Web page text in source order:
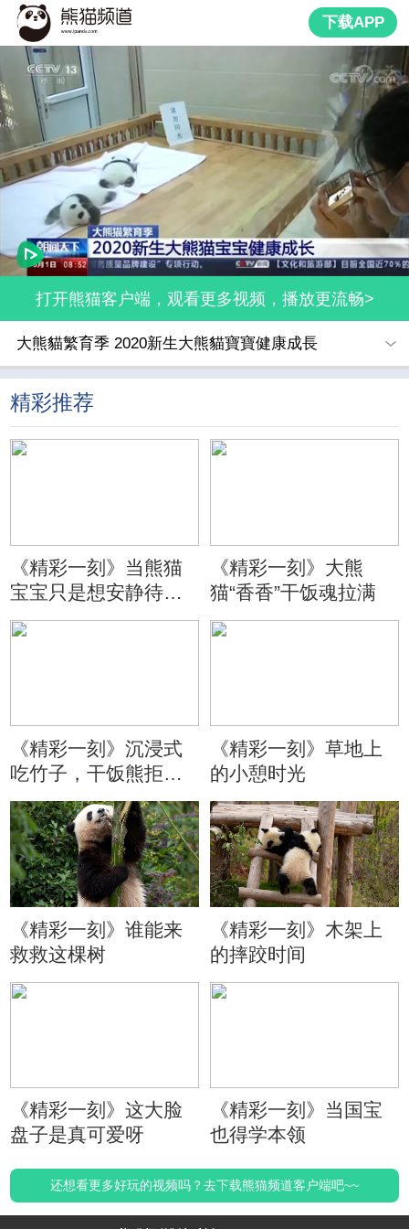
下载APP
打开熊猫客户端，观看更多视频，播放更流畅>
大熊貓繁育季 2020新生大熊貓寶寶健康成長
精彩推荐
《精彩一刻》当熊猫
宝宝只是想安静待会
儿
《精彩一刻》大熊
猫“香香”干饭魂拉满
《精彩一刻》沉浸式
吃竹子，干饭熊拒绝
分心
《精彩一刻》草地上
的小憩时光
《精彩一刻》谁能来
救救这棵树
《精彩一刻》木架上
的摔跤时间
《精彩一刻》这大脸
盘子是真可爱呀
《精彩一刻》当国宝
也得学本领
还想看更多好玩的视频吗？去下载熊猫频道客户端吧~~